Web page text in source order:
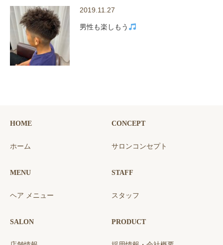
2019.11.27
男性も楽しもう
HOME
ホーム
CONCEPT
サロンコンセプト
MENU
ヘア メニュー
STAFF
スタッフ
SALON PRODUCT